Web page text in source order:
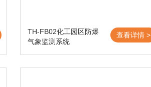
TH-FB02化工园区防爆
气象监测系统
查看详情 >